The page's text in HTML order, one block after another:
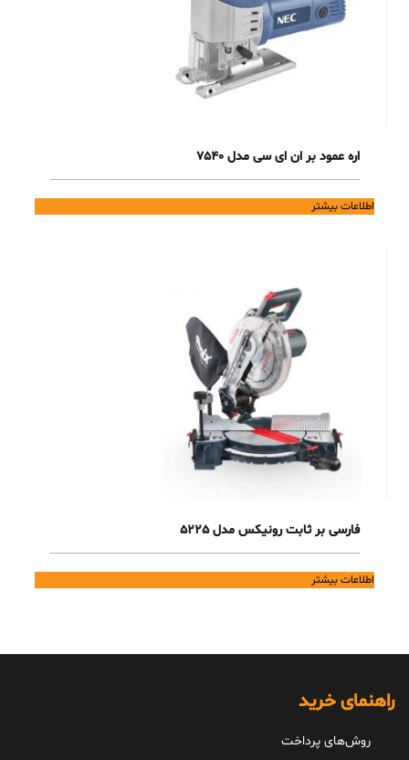
اره عمود بر ان ای سی مدل 7540
اطلاعات بیشتر
فارسی بر ثابت رونیکس مدل 5225
اطلاعات بیشتر
راهنمای خرید
روش‌های پرداخت